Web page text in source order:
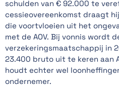
schulden van € 92.000 te
cessieovereenkomst draagt
die voortvloeien uit het
met de AOV. Bij vonnis wordt
verzekeringsmaatschappij in
23.400 bruto uit te keren aan
houdt echter wel
ondernemer.